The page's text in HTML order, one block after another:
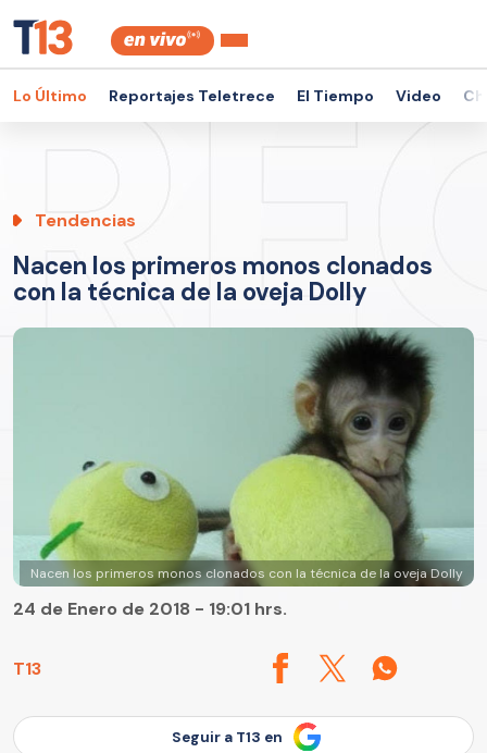
Lo Último Reportajes Teletrece El Tiempo Video
Tendencias
Nacen los primeros monos clonados
con la técnica de la oveja Dolly
Nacen los primeros monos clonados con la técnica de la oveja Dolly
T13
24 de Enero de 2018 - 19:01 hrs.
Seguir a T13 en